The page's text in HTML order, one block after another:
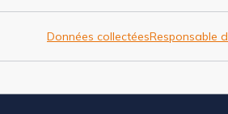
Données collectéesResponsable